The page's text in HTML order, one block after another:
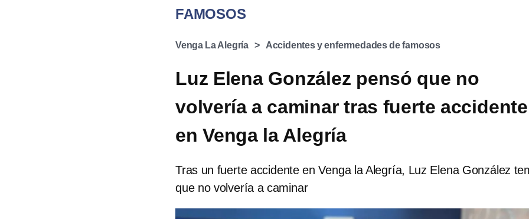
FAMOSOS
Venga La Alegría Accidentes y enfermedades de famosos
Luz Elena González pensó que no
volvería a caminar tras fuerte accidente
en Venga la Alegría
Tras un fuerte accidente en Venga la Alegría, Luz Elena González
que no volvería a caminar